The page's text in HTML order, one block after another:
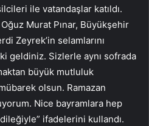
ile vatandaşlar katıldı.
Murat Pınar, Büyükşehir
Zeyrek’in selamlarını
geldiniz. Sizlerle aynı sofrada
büyük mutluluk
olsun. Ramazan
Nice bayramlara hep
ifadelerini kullandı.